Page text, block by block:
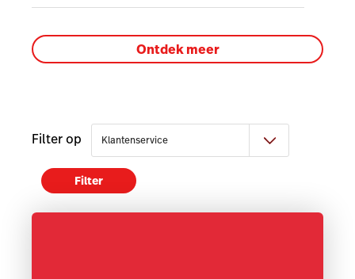
Ontdek meer
Filter op
Filter